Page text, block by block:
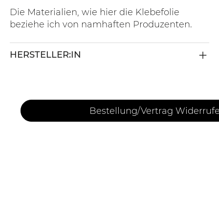
Die Materialien, wie hier die Klebefolie
beziehe ich von namhaften Produzenten.
HERSTELLER:IN
Bestellung/Vertrag